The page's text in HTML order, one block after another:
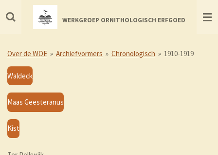
direct
hoofdinhoud
WERKGROEP ORNITHOLOGISCH ERFGOED
Over de WOE » Archiefvormers » Chronologisch » 1910-1919
Waldeck
Maas Geesteranus
Kist